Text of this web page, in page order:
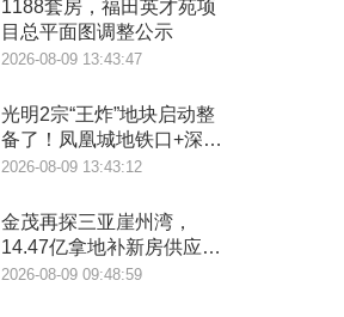
1188套房，福田英才苑项
目总平面图调整公示
2026-08-09 13:43:47
光明2宗“王炸”地块启动整
备了！凤凰城地铁口+深实
验+商业环绕
2026-08-09 13:43:12
金茂再探三亚崖州湾，
14.47亿拿地补新房供应缺
口
2026-08-09 09:48:59